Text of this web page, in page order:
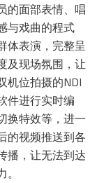
的面部表情、唱
与戏曲的程式
体表演，完整呈
及现场氛围，让
机位拍摄的NDI
件进行实时编
换特效等，进一
的视频推送到各
播，让无法到达